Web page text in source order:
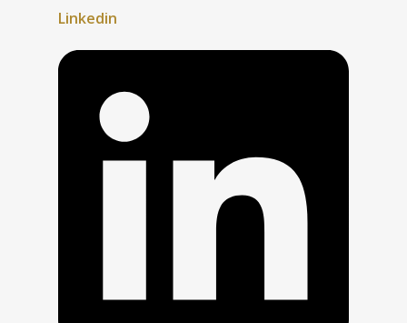
Linkedin